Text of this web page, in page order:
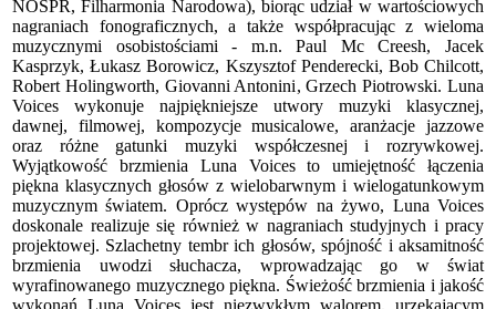
NOSPR, Filharmonia Narodowa), biorąc udział w wartościowych
nagraniach fonograficznych, a także współpracując z wieloma
muzycznymi osobistościami - m.n. Paul Mc Creesh, Jacek
Kasprzyk, Łukasz Borowicz, Kszysztof Penderecki, Bob Chilcott,
Robert Holingworth, Giovanni Antonini, Grzech Piotrowski. Luna
Voices wykonuje najpiękniejsze utwory muzyki klasycznej,
dawnej, filmowej, kompozycje musicalowe, aranżacje jazzowe
oraz różne gatunki muzyki współczesnej i rozrywkowej.
Wyjątkowość brzmienia Luna Voices to umiejętność łączenia
piękna klasycznych głosów z wielobarwnym i wielogatunkowym
muzycznym światem. Oprócz występów na żywo, Luna Voices
doskonale realizuje się również w nagraniach studyjnych i pracy
projektowej. Szlachetny tembr ich głosów, spójność i aksamitność
brzmienia uwodzi słuchacza, wprowadzając go w świat
wyrafinowanego muzycznego piękna. Świeżość brzmienia i jakość